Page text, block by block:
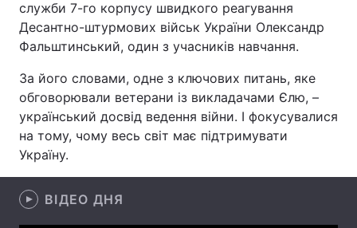
Спорт Наука
Техно і зв'язок Лайт
Зброя Інциденти
Здоров'я Туризм
Цікавинки Погода
служби 7-го корпусу швидкого реагування
Десантно-штурмових військ України Олександр
Фальштинський, один з учасників навчання.
За його словами, одне з ключових питань, яке
обговорювали ветерани із викладачами Єлю, –
український досвід ведення війни. І фокусувалися
на тому, чому весь світ має підтримувати
Україну.
ВІДЕО ДНЯ